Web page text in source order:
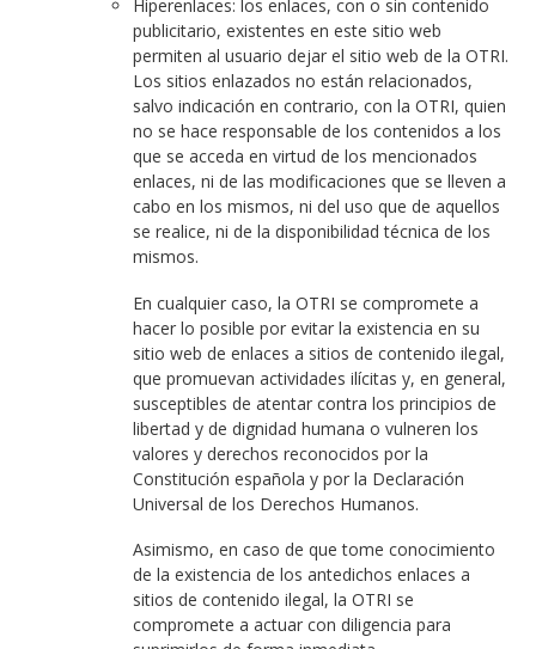
Hiperenlaces: los enlaces, con o sin contenido
publicitario, existentes en este sitio web
permiten al usuario dejar el sitio web de la OTRI.
Los sitios enlazados no están relacionados,
salvo indicación en contrario, con la OTRI, quien
no se hace responsable de los contenidos a los
que se acceda en virtud de los mencionados
enlaces, ni de las modificaciones que se lleven a
cabo en los mismos, ni del uso que de aquellos
se realice, ni de la disponibilidad técnica de los
mismos.
En cualquier caso, la OTRI se compromete a
hacer lo posible por evitar la existencia en su
sitio web de enlaces a sitios de contenido ilegal,
que promuevan actividades ilícitas y, en general,
susceptibles de atentar contra los principios de
libertad y de dignidad humana o vulneren los
valores y derechos reconocidos por la
Constitución española y por la Declaración
Universal de los Derechos Humanos.
Asimismo, en caso de que tome conocimiento
de la existencia de los antedichos enlaces a
sitios de contenido ilegal, la OTRI se
compromete a actuar con diligencia para